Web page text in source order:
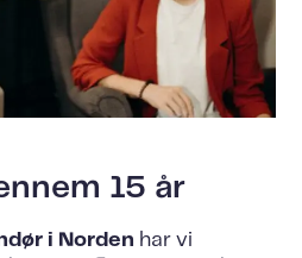
15 år
i Norden har vi